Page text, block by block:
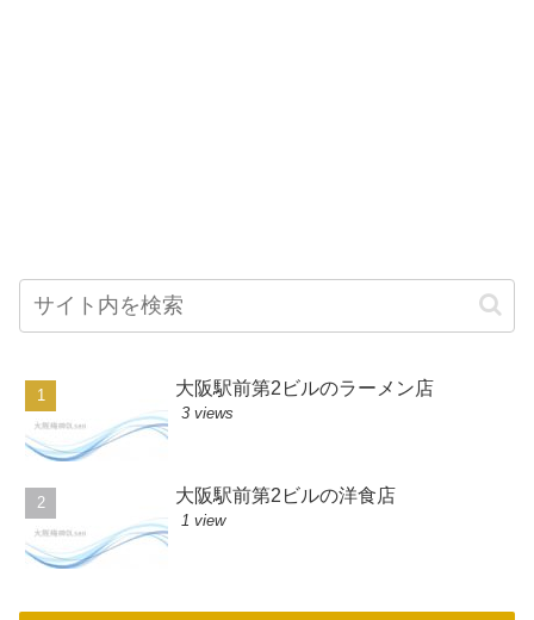
大阪駅前第2ビルのラーメン店
3 views
大阪駅前第2ビルの洋食店
1 view